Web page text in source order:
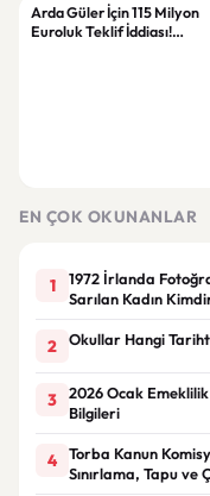
Arda Güler İçin 115 Milyon
Euroluk Teklif İddiası!
EN ÇOK OKUNANLAR
1
1972 İrlanda
Sarılan Kadın
2 Okullar Hangi
3
2026 Ocak
Bilgileri
4
Torba Kanun
Sınırlama, Tapu ve